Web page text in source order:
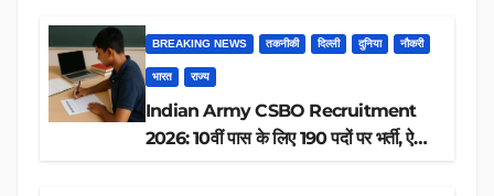
BREAKING NEWS तकनीकी दिल्ली दुनिया नौकरी
भारत राज्य
Indian Army CSBO Recruitment
2026: 10वीं पास के लिए 190 पदों पर भर्ती, ऐसे